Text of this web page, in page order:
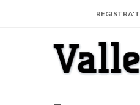
REGISTRA'T